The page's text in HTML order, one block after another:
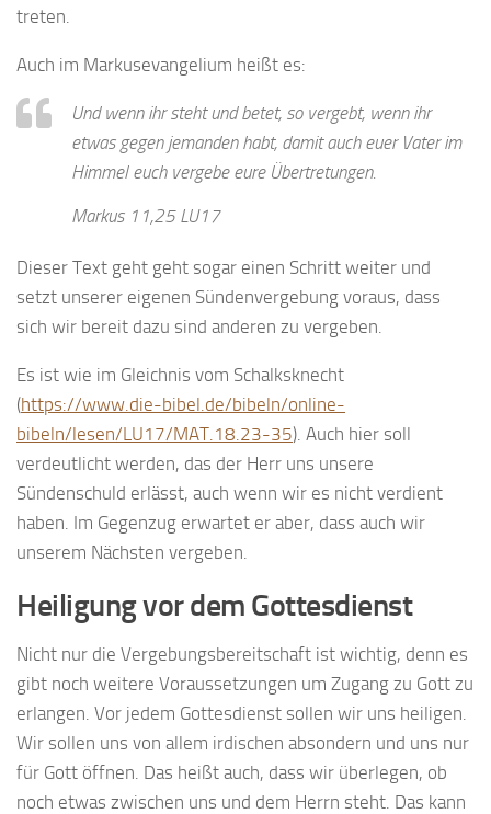
treten.
Auch im Markusevangelium heißt es:
Und wenn ihr steht und betet, so vergebt, wenn ihr
etwas gegen jemanden habt, damit auch euer Vater im
Himmel euch vergebe eure Übertretungen.
Markus 11,25 LU17
Dieser Text geht geht sogar einen Schritt weiter und
setzt unserer eigenen Sündenvergebung voraus, dass
sich wir bereit dazu sind anderen zu vergeben.
Es ist wie im Gleichnis vom Schalksknecht
(https://www.die-bibel.de/bibeln/online-
bibeln/lesen/LU17/MAT.18.23-35). Auch hier soll
verdeutlicht werden, das der Herr uns unsere
Sündenschuld erlässt, auch wenn wir es nicht verdient
haben. Im Gegenzug erwartet er aber, dass auch wir
unserem Nächsten vergeben.
Heiligung vor dem Gottesdienst
Nicht nur die Vergebungsbereitschaft ist wichtig, denn es
gibt noch weitere Voraussetzungen um Zugang zu Gott zu
erlangen. Vor jedem Gottesdienst sollen wir uns heiligen.
Wir sollen uns von allem irdischen absondern und uns nur
für Gott öffnen. Das heißt auch, dass wir überlegen, ob
noch etwas zwischen uns und dem Herrn steht. Das kann